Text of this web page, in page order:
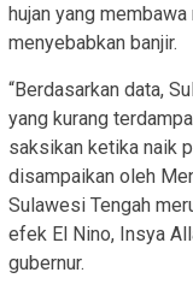
hujan yang
menyebabkan banjir.
“Berdasarkan data,
yang kurang
saksikan ketika naik
disampaikan oleh
Sulawesi Tengah
efek El Nino, Insya
gubernur.